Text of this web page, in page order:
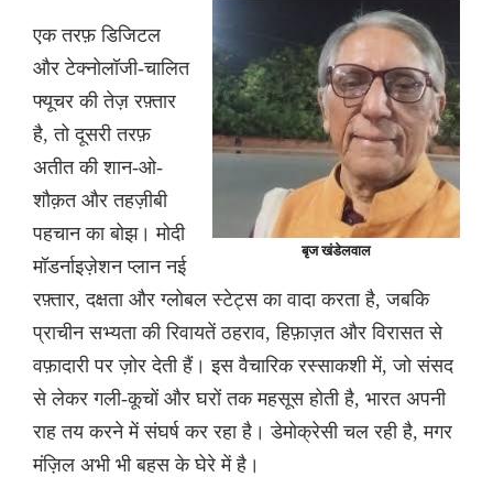
बृज खंडेलवाल
एक तरफ़ डिजिटल
और टेक्नोलॉजी-चालित
फ्यूचर की तेज़ रफ़्तार
है, तो दूसरी तरफ़
अतीत की शान-ओ-
शौक़त और तहज़ीबी
पहचान का बोझ। मोदी
मॉडर्नाइज़ेशन प्लान नई
रफ़्तार, दक्षता और ग्लोबल स्टेट्स का वादा करता है, जबकि
प्राचीन सभ्यता की रिवायतें ठहराव, हिफ़ाज़त और विरासत से
वफ़ादारी पर ज़ोर देती हैं। इस वैचारिक रस्साकशी में, जो संसद
से लेकर गली-कूचों और घरों तक महसूस होती है, भारत अपनी
राह तय करने में संघर्ष कर रहा है। डेमोक्रेसी चल रही है, मगर
मंज़िल अभी भी बहस के घेरे में है।